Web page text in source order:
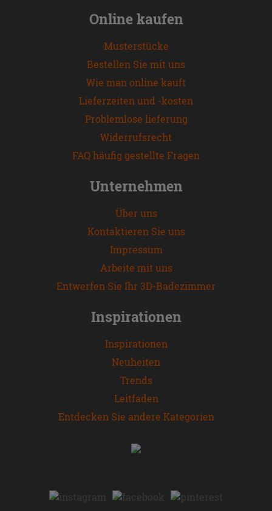
Online kaufen
Musterstücke
Bestellen Sie mit uns
Wie man online kauft
Lieferzeiten und -kosten
Problemlose lieferung
Widerrufsrecht
FAQ häufig gestellte Fragen
Unternehmen
Über uns
Kontaktieren Sie uns
Impressum
Arbeite mit uns
Entwerfen Sie Ihr 3D-Badezimmer
Inspirationen
Inspirationen
Neuheiten
Trends
Leitfaden
Entdecken Sie andere Kategorien